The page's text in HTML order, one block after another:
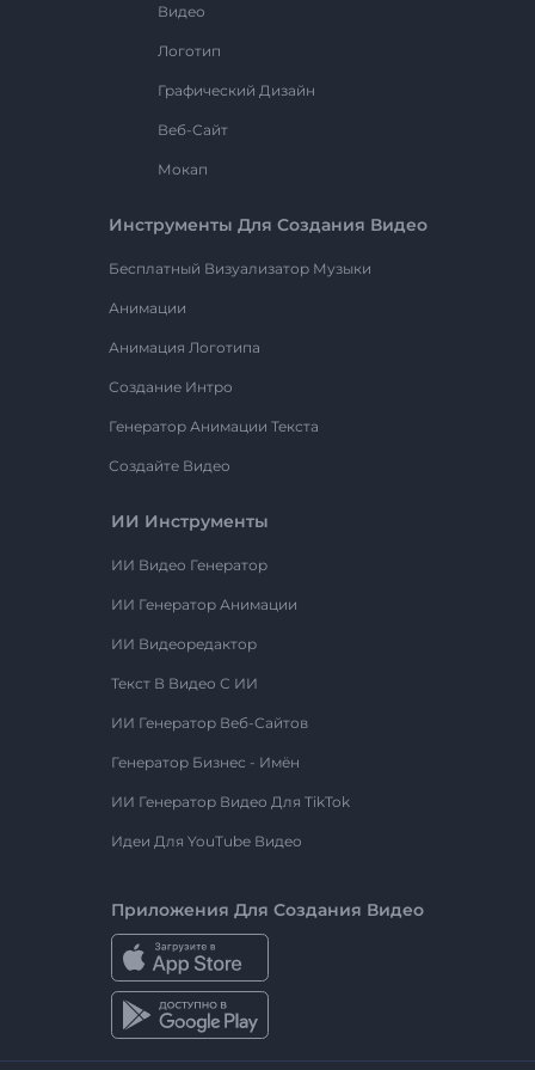
Видео
Логотип
Графический Дизайн
Веб-Сайт
Мокап
Инструменты Для Создания Видео
Бесплатный Визуализатор Музыки
Анимации
Анимация Логотипа
Создание Интро
Генератор Анимации Текста
Создайте Видео
ИИ Инструменты
ИИ Видео Генератор
ИИ Генератор Анимации
ИИ Видеоредактор
Текст В Видео С ИИ
ИИ Генератор Веб-Сайтов
Генератор Бизнес - Имён
ИИ Генератор Видео Для TikTok
Идеи Для YouTube Видео
Приложения Для Создания Видео